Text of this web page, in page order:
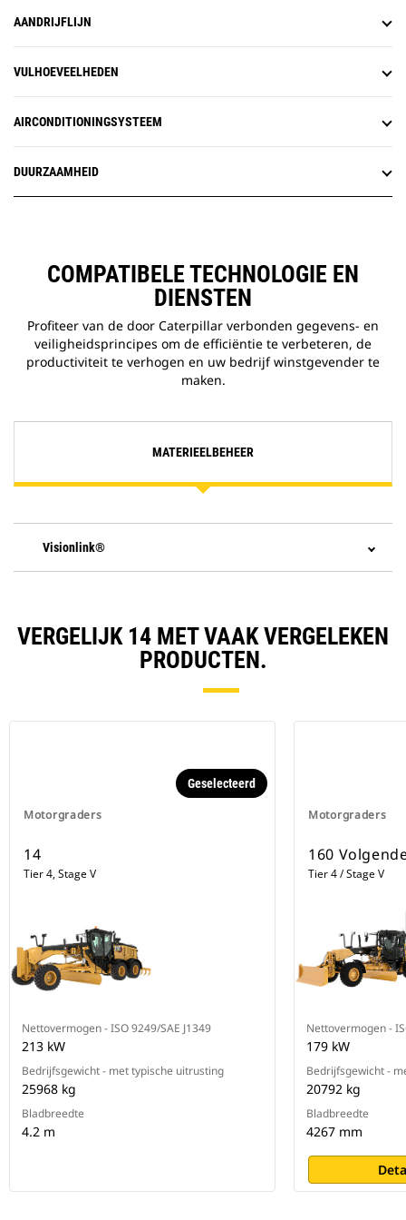
AANDRIJFLIJN
VULHOEVEELHEDEN
AIRCONDITIONINGSYSTEEM
DUURZAAMHEID
COMPATIBELE TECHNOLOGIE EN
DIENSTEN
Profiteer van de door Caterpillar verbonden gegevens- en
veiligheidsprincipes om de efficiëntie te verbeteren, de
productiviteit te verhogen en uw bedrijf winstgevender te
maken.
MATERIEELBEHEER
Visionlink®
VERGELIJK 14 MET VAAK VERGELEKEN
PRODUCTEN.
Motorgraders
Geselecteerd
14
Tier 4, Stage V
Nettovermogen - ISO 9249/SAE J1349
213 kW
Bedrijfsgewicht - met typische uitrusting
25968 kg
Bladbreedte
4.2 m
Motorgraders
160
Tier 4 / Stage V
Nettovermogen -
179 kW
Bedrijfsgewicht -
20792 kg
Bladbreedte
4267 mm